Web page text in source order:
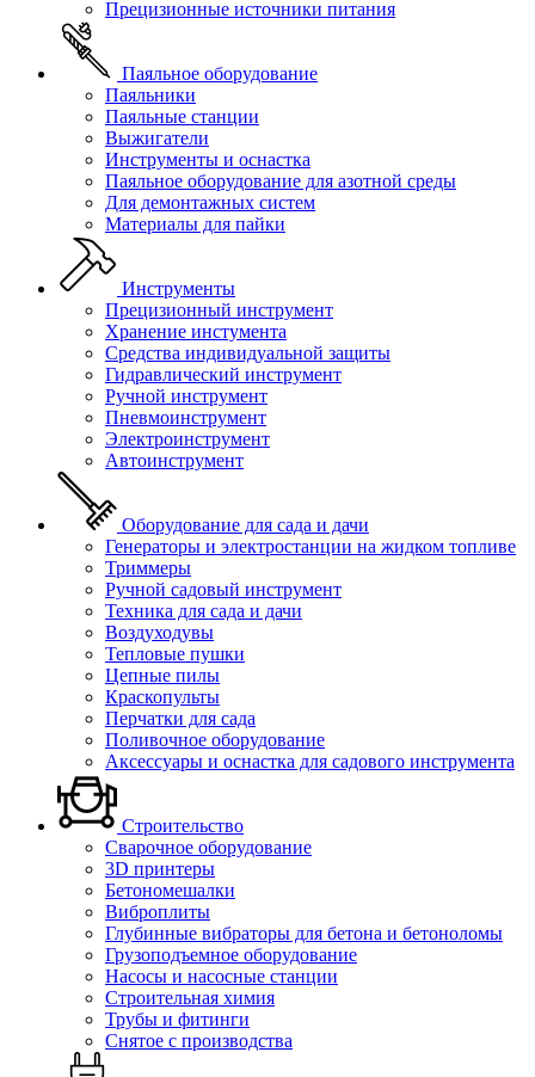
Прецизионные источники питания
Паяльное оборудование
Паяльники
Паяльные станции
Выжигатели
Инструменты и оснастка
Паяльное оборудование для азотной среды
Для демонтажных систем
Материалы для пайки
Инструменты
Прецизионный инструмент
Хранение инстумента
Средства индивидуальной защиты
Гидравлический инструмент
Ручной инструмент
Пневмоинструмент
Электроинструмент
Автоинструмент
Оборудование для сада и дачи
Генераторы и электростанции на жидком топливе
Триммеры
Ручной садовый инструмент
Техника для сада и дачи
Воздуходувы
Тепловые пушки
Цепные пилы
Краскопульты
Перчатки для сада
Поливочное оборудование
Аксессуары и оснастка для садового инструмента
Строительство
Сварочное оборудование
3D принтеры
Бетономешалки
Виброплиты
Глубинные вибраторы для бетона и бетоноломы
Грузоподъемное оборудование
Насосы и насосные станции
Строительная химия
Трубы и фитинги
Снятое с производства